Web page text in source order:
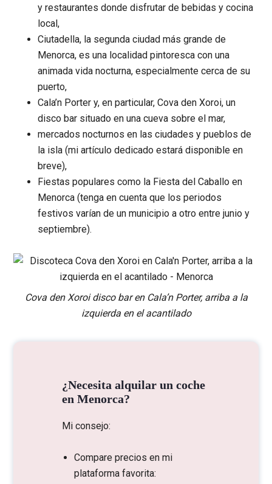
y restaurantes donde disfrutar de bebidas y cocina
local,
Ciutadella, la segunda ciudad más grande de
Menorca, es una localidad pintoresca con una
animada vida nocturna, especialmente cerca de su
puerto,
Cala’n Porter y, en particular, Cova den Xoroi, un
disco bar situado en una cueva sobre el mar,
mercados nocturnos en las ciudades y pueblos de
la isla (mi artículo dedicado estará disponible en
breve),
Fiestas populares como la Fiesta del Caballo en
Menorca (tenga en cuenta que los periodos
festivos varían de un municipio a otro entre junio y
septiembre).
Cova den Xoroi disco bar en Cala’n Porter, arriba a la
izquierda en el acantilado
¿Necesita alquilar un coche
en Menorca?
Mi consejo:
Compare precios en mi
plataforma favorita: